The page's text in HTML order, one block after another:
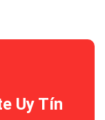
Uy Tín